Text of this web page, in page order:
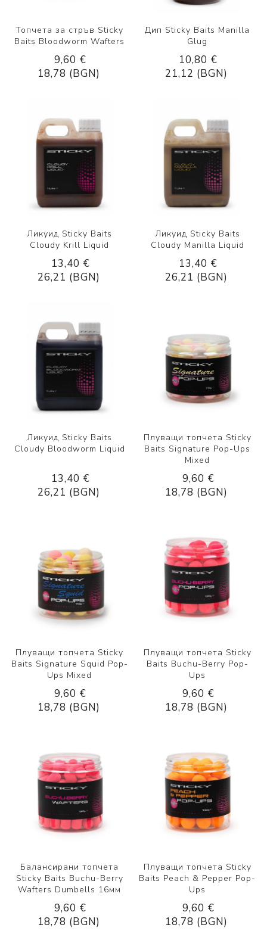
Топчета за стръв Sticky
Baits Bloodworm Wafters
9,60 €
18,78 (BGN)
Дип Sticky Baits Manilla
Glug
10,80 €
21,12 (BGN)
Ликуид Sticky Baits
Cloudy Krill Liquid
13,40 €
26,21 (BGN)
Ликуид Sticky Baits
Cloudy Manilla Liquid
13,40 €
26,21 (BGN)
Ликуид Sticky Baits
Cloudy Bloodworm Liquid
13,40 €
26,21 (BGN)
Плуващи топчета Sticky
Baits Signature Pop-Ups
Mixed
9,60 €
18,78 (BGN)
Плуващи топчета Sticky
Baits Signature Squid Pop-
Ups Mixed
9,60 €
18,78 (BGN)
Плуващи топчета Sticky
Baits Buchu-Berry Pop-
Ups
9,60 €
18,78 (BGN)
Балансирани топчета
Sticky Baits Buchu-Berry
Wafters Dumbells 16мм
9,60 €
18,78 (BGN)
Плуващи топчета Sticky
Baits Peach & Pepper Pop-
Ups
9,60 €
18,78 (BGN)